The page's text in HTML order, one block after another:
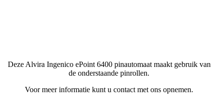
Deze Alvira Ingenico ePoint 6400 pinautomaat maakt gebruik van
de onderstaande pinrollen.
Voor meer informatie kunt u contact met ons opnemen.